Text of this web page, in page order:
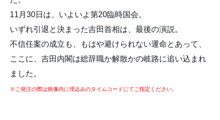
11月30日は、いよいよ第20臨時国会。
いずれ引退と決まった吉田首相は、最後の演説。
不信任案の成立も、もはや避けられない運命とあって、
ここに、吉田内閣は総辞職か解散かの岐路に追い込まれ
ました。
※ご発注の際は映像内に埋込みのタイムコードにてご指定ください。